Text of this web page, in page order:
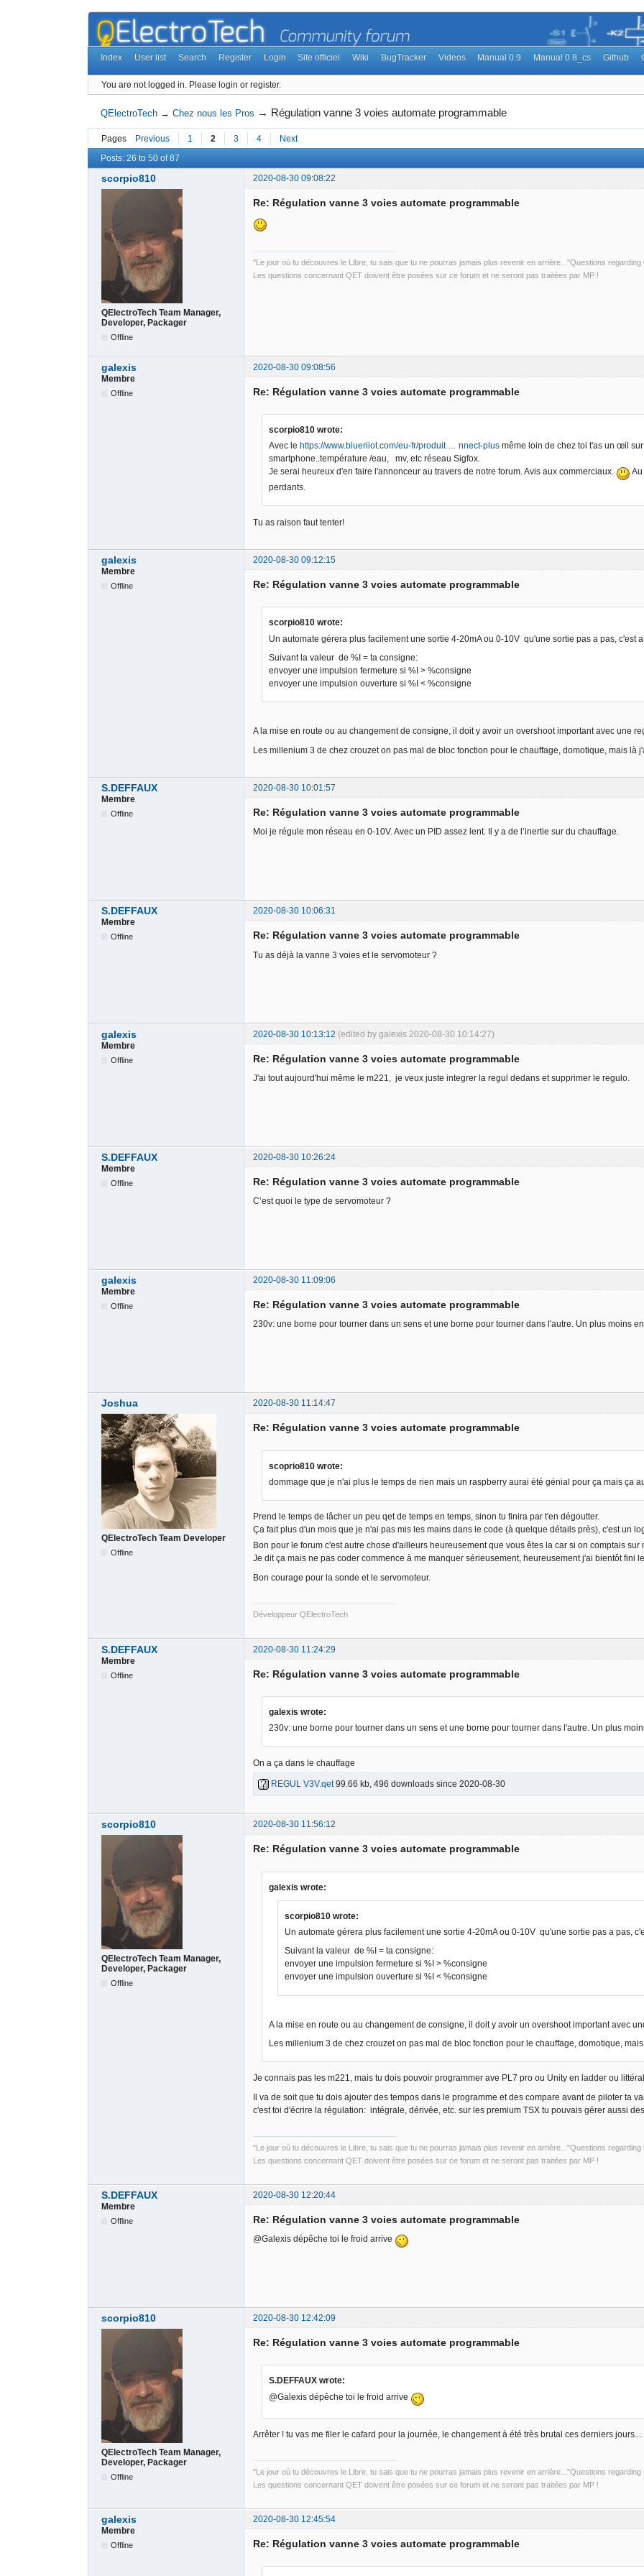
Index User list Search Register Login Site officiel Wiki BugTracker Videos Manual 0.9 Manual 0.8_cs Github
You are not logged in. Please login or register.
QElectroTech →Chez nous les Pros → Régulation vanne 3 voies automate programmable
Pages Previous 1 2 3 4 Next
Posts: 26 to 50 of 87
scorpio810 2020-08-30 09:08:22
QElectroTech Team Manager,
Developer, Packager
Offline
Re: Régulation vanne 3 voies automate programmable
"Le jour où tu découvres le Libre, tu sais que tu ne pourras jamais plus revenir en arrière..."Questions
Les questions concernant QET doivent être posées sur ce forum et ne seront pas traitées par MP !
galexis
2020-08-30 09:08:56
Membre
Offline Re: Régulation vanne 3 voies automate programmable
scorpio810 wrote:
Avec le https://www.blueriiot.com/eu-fr/produit … nnect-plus même loin de chez toi t'as un œil
smartphone..température /eau, mv, etc réseau Sigfox.
Je serai heureux d'en faire l'annonceur au travers de notre forum. Avis aux commerciaux.
perdants.
Tu as raison faut tenter!
galexis
2020-08-30 09:12:15
Membre
Offline Re: Régulation vanne 3 voies automate programmable
scorpio810 wrote:
Un automate gérera plus facilement une sortie 4-20mA ou 0-10V qu'une sortie pas a pas, c'est
Suivant la valeur de %I = ta consigne:
envoyer une impulsion fermeture si %I > %consigne
envoyer une impulsion ouverture si %I < %consigne
A la mise en route ou au changement de consigne, il doit y avoir un overshoot important avec une
Les millenium 3 de chez crouzet on pas mal de bloc fonction pour le chauffage, domotique, mais là
S.DEFFAUX
2020-08-30 10:01:57
Membre
Offline Re: Régulation vanne 3 voies automate programmable
Moi je régule mon réseau en 0-10V. Avec un PID assez lent. Il y a de l’inertie sur du chauffage.
S.DEFFAUX
2020-08-30 10:06:31
Membre
Offline Re: Régulation vanne 3 voies automate programmable
Tu as déjà la vanne 3 voies et le servomoteur ?
galexis 2020-08-30 10:13:12 (edited by galexis 2020-08-30 10:14:27)
Membre
Offline Re: Régulation vanne 3 voies automate programmable
J'ai tout aujourd'hui même le m221, je veux juste integrer la regul dedans et supprimer le regulo.
S.DEFFAUX
2020-08-30 10:26:24
Membre
Offline Re: Régulation vanne 3 voies automate programmable
C’est quoi le type de servomoteur ?
galexis
2020-08-30 11:09:06
Membre
Offline Re: Régulation vanne 3 voies automate programmable
230v: une borne pour tourner dans un sens et une borne pour tourner dans l'autre. Un plus moins
Joshua 2020-08-30 11:14:47
QElectroTech Team Developer
Offline
Re: Régulation vanne 3 voies automate programmable
scoprio810 wrote:
dommage que je n'ai plus le temps de rien mais un raspberry aurai été génial pour ça mais ça
Prend le temps de lâcher un peu qet de temps en temps, sinon tu finira par t'en dégoutter.
Ça fait plus d'un mois que je n'ai pas mis les mains dans le code (à quelque détails près), c'est un
Bon pour le forum c'est autre chose d'ailleurs heureusement que vous êtes la car si on comptais sur
Je dit ça mais ne pas coder commence à me manquer sérieusement, heureusement j'ai bientôt fini
Bon courage pour la sonde et le servomoteur.
Développeur QElectroTech
S.DEFFAUX
2020-08-30 11:24:29
Membre
Offline Re: Régulation vanne 3 voies automate programmable
galexis wrote:
230v: une borne pour tourner dans un sens et une borne pour tourner dans l'autre. Un plus
On a ça dans le chauffage
REGUL V3V.qet99.66 kb, 496 downloads since 2020-08-30
scorpio810 2020-08-30 11:56:12
QElectroTech Team Manager,
Developer, Packager
Offline
Re: Régulation vanne 3 voies automate programmable
galexis wrote:
scorpio810 wrote:
Un automate gérera plus facilement une sortie 4-20mA ou 0-10V qu'une sortie pas a pas,
Suivant la valeur de %I = ta consigne:
envoyer une impulsion fermeture si %I > %consigne
envoyer une impulsion ouverture si %I < %consigne
A la mise en route ou au changement de consigne, il doit y avoir un overshoot important avec
Les millenium 3 de chez crouzet on pas mal de bloc fonction pour le chauffage, domotique,
Je connais pas les m221, mais tu dois pouvoir programmer ave PL7 pro ou Unity en ladder ou
Il va de soit que tu dois ajouter des tempos dans le programme et des compare avant de piloter ta
c'est toi d'écrire la régulation: intégrale, dérivée, etc. sur les premium TSX tu pouvais gérer aussi
"Le jour où tu découvres le Libre, tu sais que tu ne pourras jamais plus revenir en arrière..."Questions
Les questions concernant QET doivent être posées sur ce forum et ne seront pas traitées par MP !
S.DEFFAUX
2020-08-30 12:20:44
Membre
Offline Re: Régulation vanne 3 voies automate programmable
@Galexis dépêche toi le froid arrive
scorpio810 2020-08-30 12:42:09
QElectroTech Team Manager,
Developer, Packager
Offline
Re: Régulation vanne 3 voies automate programmable
S.DEFFAUX wrote:
@Galexis dépêche toi le froid arrive
Arrêter ! tu vas me filer le cafard pour la journée, le changement à été très brutal ces derniers jours...
"Le jour où tu découvres le Libre, tu sais que tu ne pourras jamais plus revenir en arrière..."Questions
Les questions concernant QET doivent être posées sur ce forum et ne seront pas traitées par MP !
galexis
2020-08-30 12:45:54
Membre
Offline Re: Régulation vanne 3 voies automate programmable